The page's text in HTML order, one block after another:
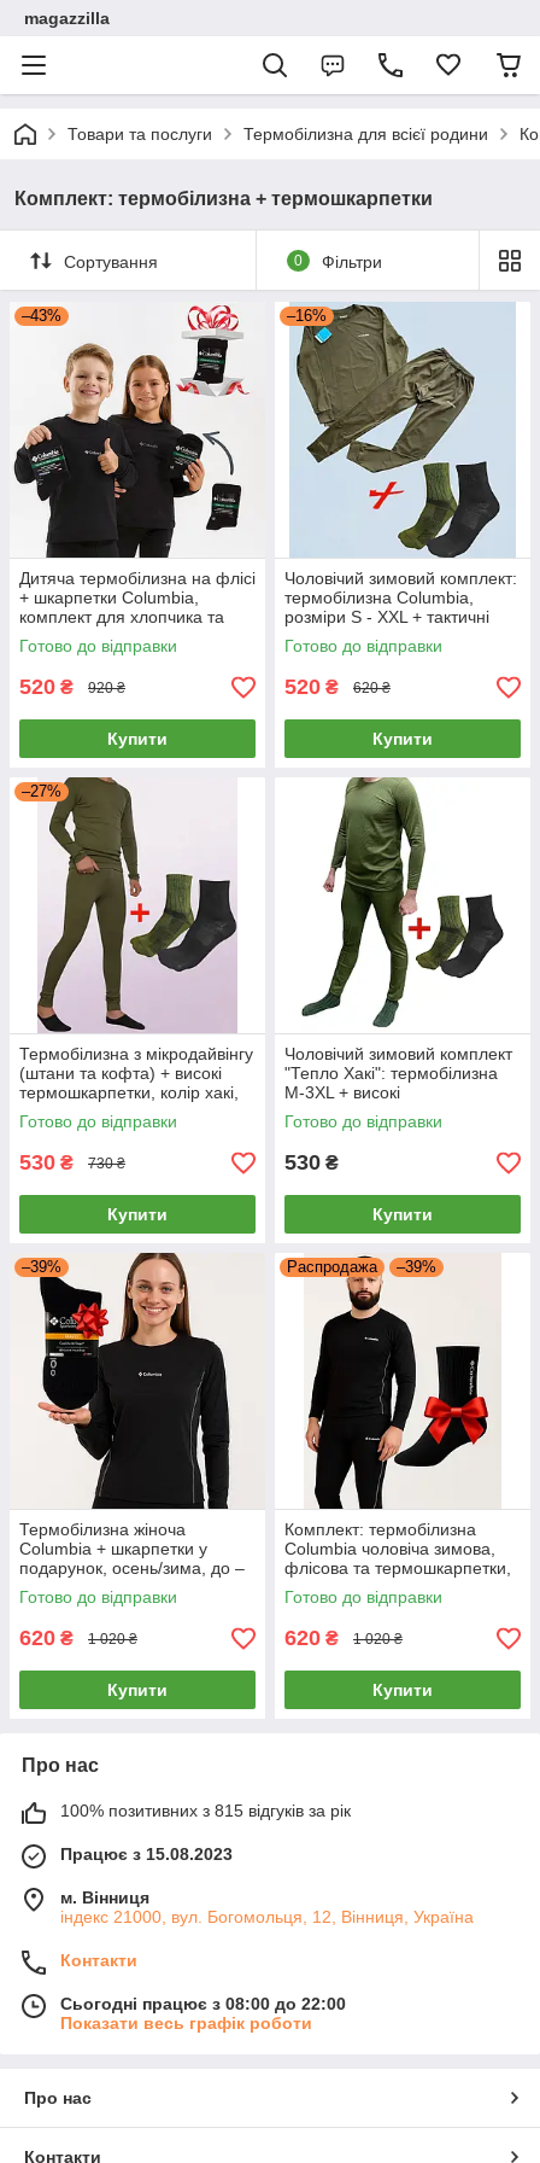
magazzilla
Товари та послуги Термобілизна для всієї родини
Комплект: термобілизна + термошкарпетки
Сортування 0 Фільтри
–43%
Дитяча термобілизна на флісі
+ шкарпетки Columbia,
комплект для хлопчика та
дівчинки
Готово до відправки
520 ₴ 920 ₴
Купити
–16%
Чоловічий зимовий комплект:
термобілизна Columbia,
розміри S - XXL + тактичні
термошкарпетки, хакі
Готово до відправки
520 ₴ 620 ₴
Купити
–27%
Термобілизна з мікродайвінгу
(штани та кофта) + високі
термошкарпетки, колір хакі,
розміри XL, чоловічий
Готово до відправки
530 ₴ 730 ₴
Купити
Чоловічий зимовий комплект
"Тепло Хакі": термобілизна
M-3XL + високі
термошкарпетки,з високою
теплоізоляцією
Готово до відправки
530 ₴
Купити
–39%
Термобілизна жіноча
Columbia + шкарпетки у
подарунок, осень/зима, до –
25°C, спортивна та
повсякденна
Готово до відправки
620 ₴ 1 020 ₴
Купити
Распродажа –39%
Комплект: термобілизна
Columbia чоловіча зимова,
флісова та термошкарпетки,
комплект (кофта + штани)
Готово до відправки
620 ₴ 1 020 ₴
Купити
Про нас
100% позитивних з 815 відгуків за рік
Працює з 15.08.2023
м. Вінниця
індекс 21000, вул. Богомольця, 12, Вінниця, Україна
Контакти
Сьогодні працює з 08:00 до 22:00
Показати весь графік роботи
Про нас
Контакти